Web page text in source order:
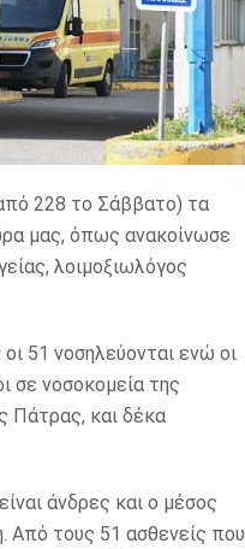
228 το Σάββατο) τα
μας, όπως ανακοίνωσε
λοιμοξιωλόγος
51 νοσηλεύονται ενώ οι
σε νοσοκομεία της
Πάτρας, και δέκα
άνδρες και ο μέσος
Από τους 51 ασθενείς που